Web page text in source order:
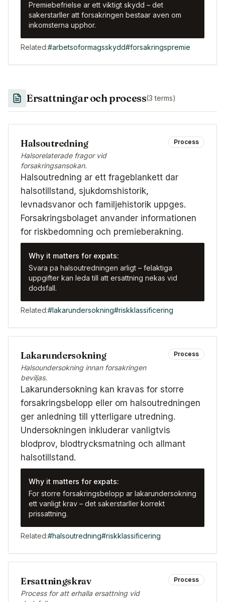
Premiebefrielse ar ett viktigt skydd – det
sakerstarller att forsakringen bestaar aven om
inkomsterna upphor.
Related:#arbetsoformagsskydd#forsakringspremie
Ersattningar och process(3 terms)
Halsoutredning
Halsorelaterade fragor vid
forsakringsansokan.
Process
Halsoutredning ar ett frageblankett dar
halsotillstand, sjukdomshistorik,
levnadsvanor och familjehistorik uppges.
Forsakringsbolaget anvander informationen
for riskbedomning och premieberakning.
Why it matters for expats:
Svara pa halsoutredningen arligt – felaktiga
uppgifter kan leda till att ersattning nekas vid
dodsfall.
Related:#lakarundersokning#riskklassificering
Lakarundersokning
Halsoundersokning innan forsakringen
beviljas.
Process
Lakarundersokning kan kravas for storre
forsakringsbelopp eller om halsoutredningen
ger anledning till ytterligare utredning.
Undersokningen inkluderar vanligtvis
blodprov, blodtrycksmatning och allmant
halsotillstand.
Why it matters for expats:
For storre forsakringsbelopp ar lakarundersokning
ett vanligt krav – det sakerstarller korrekt
prissattning.
Related:#halsoutredning#riskklassificering
Ersattningskrav
Process for att erhalla ersattning vid
Process